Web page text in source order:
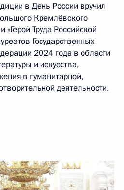
в День России вручил
Кремлёвского
Труда Российской
Государственных
2024 года в области
и искусства,
в гуманитарной,
деятельности.